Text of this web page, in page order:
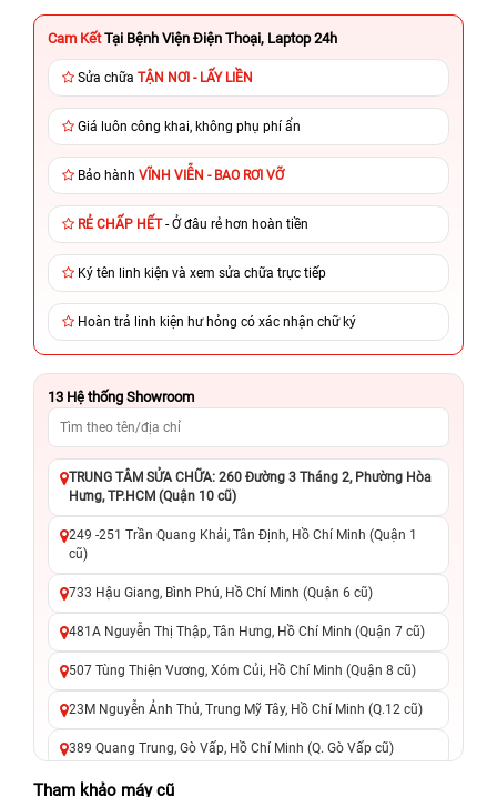
Cam Kết Tại Bệnh Viện Điện Thoại, Laptop 24h
Sửa chữa TẬN NƠI - LẤY LIỀN
Giá luôn công khai, không phụ phí ẩn
Bảo hành VĨNH VIỄN - BAO RƠI VỠ
RẺ CHẤP HẾT- Ở đâu rẻ hơn hoàn tiền
Ký tên linh kiện và xem sửa chữa trực tiếp
Hoàn trả linh kiện hư hỏng có xác nhận chữ ký
13 Hệ thống Showroom
TRUNG TÂM SỬA CHỮA: 260 Đường 3 Tháng 2, Phường Hòa
Hưng, TP.HCM (Quận 10 cũ)
249 -251 Trần Quang Khải, Tân Định, Hồ Chí Minh (Quận 1
cũ)
733 Hậu Giang, Bình Phú, Hồ Chí Minh (Quận 6 cũ)
481A Nguyễn Thị Thập, Tân Hưng, Hồ Chí Minh (Quận 7 cũ)
507 Tùng Thiện Vương, Xóm Củi, Hồ Chí Minh (Quận 8 cũ)
23M Nguyễn Ảnh Thủ, Trung Mỹ Tây, Hồ Chí Minh (Q.12 cũ)
389 Quang Trung, Gò Vấp, Hồ Chí Minh (Q. Gò Vấp cũ)
625 - 625A Âu Cơ, Tân Phú, Hồ Chí Minh (Quận Tân Phú cũ)
Tham khảo máy cũ